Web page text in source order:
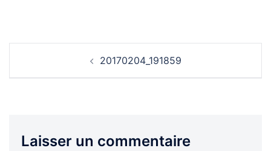
20170204_191859
Laisser un commentaire